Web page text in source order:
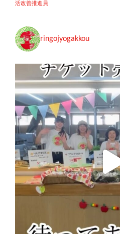
活改善推進員
ringojyogakkou